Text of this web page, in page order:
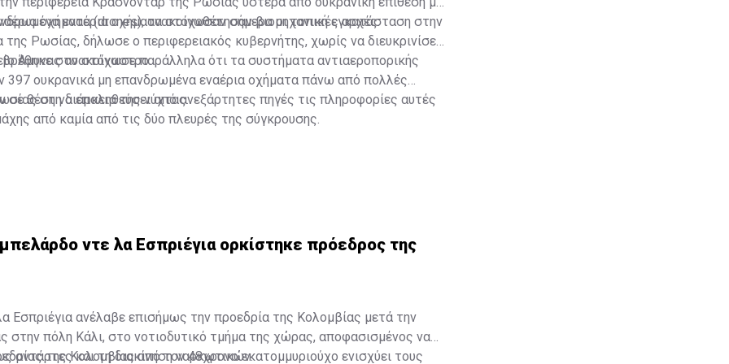
οχήματα (drones), ανακοίνωσαν σήμερα οι τοπικές αρχές.
εναέρια οχήματα στοχοθέτησαν βιομηχανική εγκατάσταση στην
της Ρωσίας, δήλωσε ο περιφερειακός κυβερνήτης, χωρίς να διευκρινίσει
στο στόχαστρο.
Άμυνας ανακοίνωσε παράλληλα ότι τα συστήματα αντιαεροπορικής
397 ουκρανικά μη επανδρωμένα εναέρια οχήματα πάνω από πολλές
στη διάρκεια της νύχτας.
σε θέση να επαληθεύσει από ανεξάρτητες πηγές τις πληροφορίες αυτές
από καμία από τις δύο πλευρές της σύγκρουσης.
ντε λα Εσπριέγια ορκίστηκε πρόεδρος της
Εσπριέγια ανέλαβε επισήμως την προεδρία της Κολομβίας μετά την
στην πόλη Κάλι, στο νοτιοδυτικό τμήμα της χώρας, αποφασισμένος να
αντάρτες και τη διακίνηση ναρκωτικών.
της Κολομβίας από τον 48χρονο εκατομμυριούχο ενισχύει τους